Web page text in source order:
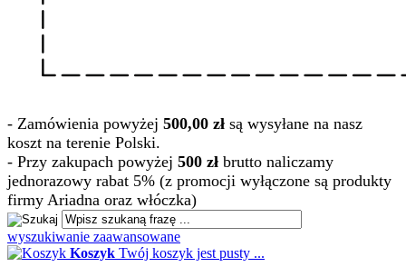
- Zamówienia powyżej 500,00 zł są wysyłane na nasz
koszt na terenie Polski.
- Przy zakupach powyżej 500 zł brutto naliczamy
jednorazowy rabat 5% (z promocji wyłączone są produkty
firmy Ariadna oraz włóczka)
wyszukiwanie zaawansowane
Koszyk Twój koszyk jest pusty ...